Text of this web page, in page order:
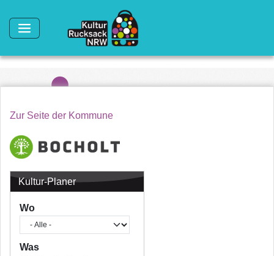
Zur Seite der Kommune
Kultur-Planer
Wo
Was